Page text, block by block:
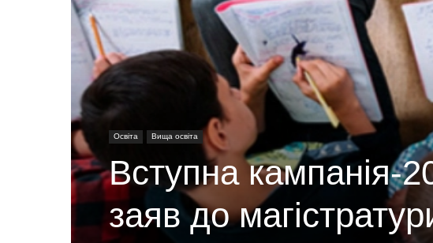
Освіта Вища освіта
Вступна кампанія-
заяв до